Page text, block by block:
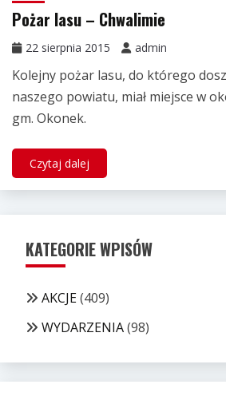
Pożar lasu – Chwalimie
22 sierpnia 2015 admin
Kolejny pożar lasu, do którego
naszego powiatu, miał miejsce w
gm. Okonek.
Czytaj dalej
KATEGORIE WPISÓW
AKCJE(409)
WYDARZENIA(98)